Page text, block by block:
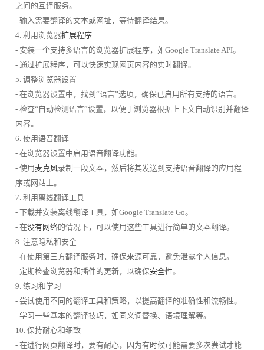
之间的互译服务。
- 输入需要翻译的文本或网址，等待翻译结果。
4. 利用浏览器扩展程序
- 安装一个支持多语言的浏览器扩展程序，如Google Translate API。
- 通过扩展程序，可以快速实现网页内容的实时翻译。
5. 调整浏览器设置
- 在浏览器设置中，找到“语言”选项，确保已启用所有支持的语言。
- 检查“自动检测语言”设置，以便于浏览器根据上下文自动识别并翻译
内容。
6. 使用语音翻译
- 在浏览器设置中启用语音翻译功能。
- 使用麦克风 录制一段文本，然后将其发送到支持语音翻译的应用程
序或网站上。
7. 利用离线翻译工具
- 下载并安装离线翻译工具，如Google Translate Go。
- 在没有网络的情况下，可以使用这些工具进行简单的文本翻译。
8. 注意隐私和安全
- 在使用第三方翻译服务时，确保来源可靠，避免泄露个人信息。
- 定期检查浏览器和插件的更新，以确保安全性。
9. 练习和学习
- 尝试使用不同的翻译工具和策略，以提高翻译的准确性和流畅性。
- 学习一些基本的翻译技巧，如同义词替换、语境理解等。
10. 保持耐心和细致
- 在进行网页翻译时，要有耐心，因为有时候可能需要多次尝试才能